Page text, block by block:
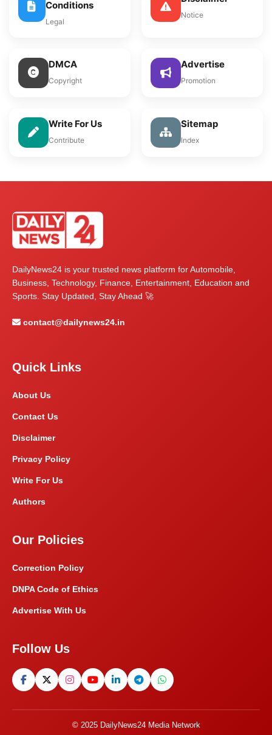
Conditions
Legal
Notice
DMCA
Copyright
Advertise
Promotion
Write For Us
Contribute
Sitemap
Index
DailyNews24 is your trusted news platform for Automobile,
Business, Technology, Finance, Entertainment, Education and
Sports. Stay Updated, Stay Ahead 🚀
contact@dailynews24.in
Quick Links
About Us
Contact Us
Disclaimer
Privacy Policy
Write For Us
Authors
Our Policies
Correction Policy
DNPA Code of Ethics
Advertise With Us
Follow Us
© 2025 DailyNews24 Media Network